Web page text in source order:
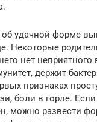
удачной форме
Некоторые
нет неприятного
держит
признаках
боли в горле. Если
можно развести